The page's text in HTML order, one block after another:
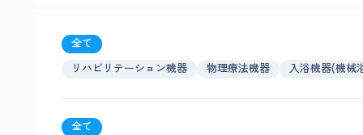
全て
リハビリテーション機器
物理療法機器 入浴機器(機械
全て